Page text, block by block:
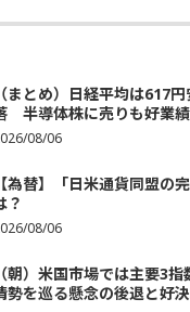
（まとめ）日経平均は617
半導体株に売りも好業
08/06
【為替】「日米通貨同盟の
？
08/06
（朝）米国市場では主要3
勢を巡る懸念の後退と好